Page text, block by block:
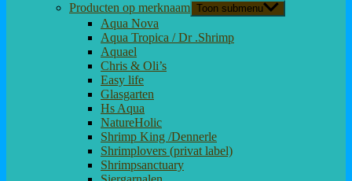
Producten op merknaam Toon submenu
Aqua Nova
Aqua Tropica / Dr .Shrimp
Aquael
Chris & Oli’s
Easy life
Glasgarten
Hs Aqua
NatureHolic
Shrimp King /Dennerle
Shrimplovers (privat label)
Shrimpsanctuary